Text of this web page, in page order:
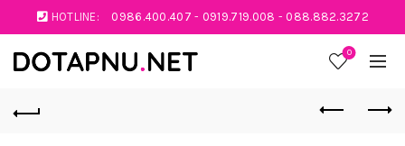
HOTLINE: 0986.400.407 - 0919.719.008 - 088.882.3272
0